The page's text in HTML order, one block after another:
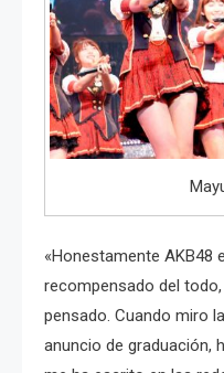
«Honestamente AKB48
recompensado del
pensado. Cuando miro
anuncio de graduación,